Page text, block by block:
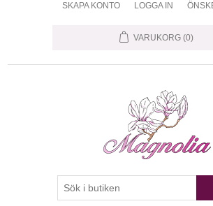
SKAPA KONTO LOGGA IN
VARUKORG (0)